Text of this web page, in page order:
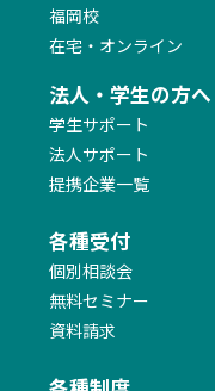
・2026/07/01 更新
「認定講座」 受講生
・2026/06/24 更新
【インテリアコーディ
講生募集中！＜大阪・
・2026/06/15 更新
【インテリアコーディ
2026年度試験対応「1
宅＞
福岡校
在宅・オンライン
法人・学生の方へ
学生サポート
法人サポート
提携企業一覧
各種受付
個別相談会
無料セミナー
資料請求